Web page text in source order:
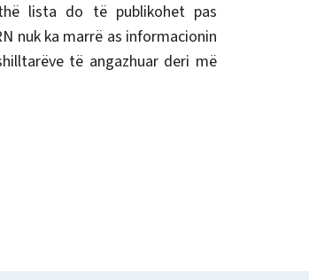
lista do të publikohet pas
nuk ka marrë as informacionin
të angazhuar deri më